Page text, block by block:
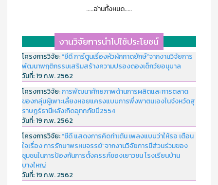
.....อ่านทั้งหมด.....
งานวิจัยการนำไปใช้ประโยชน์
โครงการวิจัย:“ซีดี การ์ตูนเรื่องหัวผักกาดยักษ์”จากงานวิจัยการ
พัฒนาพฤติกรรมเสริมสร้างความปรองดองเด็กวัยอนุบาล
วันที่:19 ก.พ. 2562
โครงการวิจัย:การพัฒนาศักยภาพด้านการผลิตและการตลาด
ของกลุ่มผู้เพาะเลี้ยงหอยแครงแบบการพึ่งพาตนเองในจังหวัดสุ
ราษฏร์ธานีหลังเกิดอุทกภัยปี2554
วันที่:19 ก.พ. 2562
โครงการวิจัย:“ซีดี แสดงการคิดท่าเต้น เพลงแบบว่าให้รอ เตือน
ใจเรื่อง การรักษาพรหมจรรย์”จากงานวิจัยการมีส่วนร่วมของ
ชุมชนในการป้องกันการตั้งครรภ์ของเยาวชน โรงเรียนบ้าน
บางใหญ่
วันที่:19 ก.พ. 2562